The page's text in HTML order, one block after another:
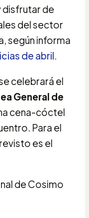
de
del sector
según informa
de abril.
celebrará el
General de
cena-cóctel
Para el
es el
de Cosimo